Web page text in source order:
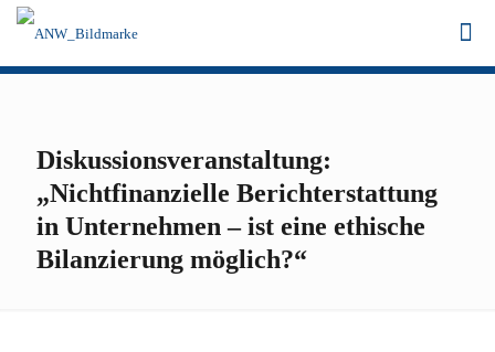
Diskussionsveranstaltung:
„Nichtfinanzielle Berichterstattung
in Unternehmen – ist eine ethische
Bilanzierung möglich?“